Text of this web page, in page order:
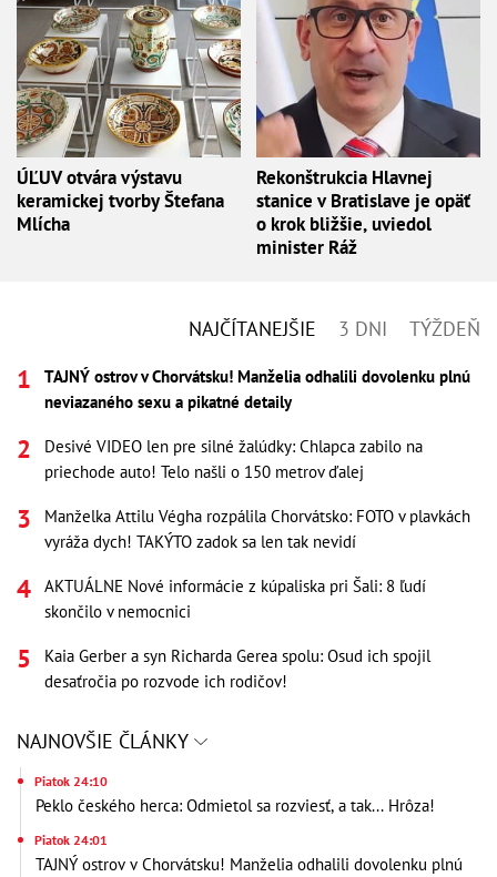
ÚĽUV otvára výstavu
keramickej tvorby Štefana
Mlícha
Rekonštrukcia Hlavnej
stanice v Bratislave je opäť
o krok bližšie, uviedol
minister Ráž
NAJČÍTANEJŠIE 3 DNI TÝŽDEŇ
TAJNÝ ostrov v Chorvátsku! Manželia odhalili dovolenku plnú
neviazaného sexu a pikatné detaily
Desivé VIDEO len pre silné žalúdky: Chlapca zabilo na
priechode auto! Telo našli o 150 metrov ďalej
Manželka Attilu Végha rozpálila Chorvátsko: FOTO v plavkách
vyráža dych! TAKÝTO zadok sa len tak nevidí
AKTUÁLNE Nové informácie z kúpaliska pri Šali: 8 ľudí
skončilo v nemocnici
Kaia Gerber a syn Richarda Gerea spolu: Osud ich spojil
desaťročia po rozvode ich rodičov!
NAJNOVŠIE ČLÁNKY
Piatok 24:10
Peklo českého herca: Odmietol sa rozviesť, a tak... Hrôza!
Piatok 24:01
TAJNÝ ostrov v Chorvátsku! Manželia odhalili dovolenku plnú